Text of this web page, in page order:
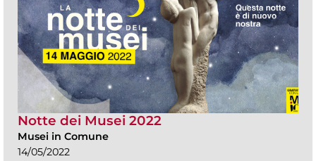
Notte dei Musei 2022
Musei in Comune
14/05/2022